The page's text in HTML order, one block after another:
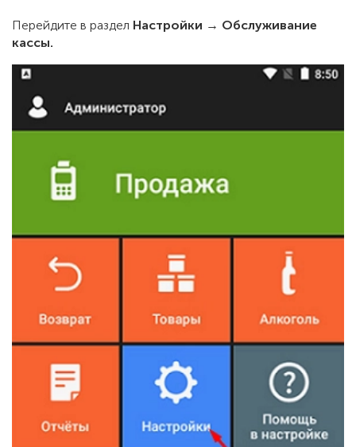
Перейдите в раздел Настройки → Обслуживание
кассы.